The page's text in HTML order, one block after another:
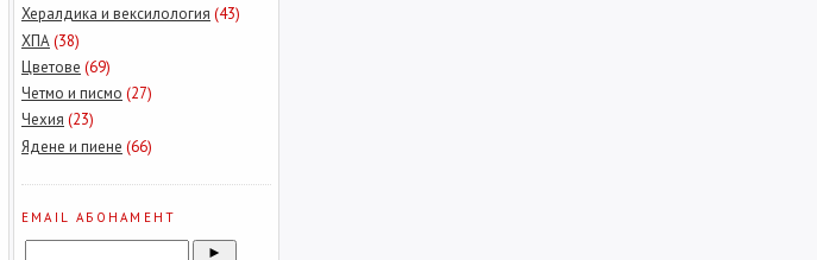
Хералдика и вексилология (43)
ХПА(38)
Цветове (69)
Четмо и писмо (27)
Чехия (23)
Ядене и пиене (66)
EMAIL АБОНАМЕНТ